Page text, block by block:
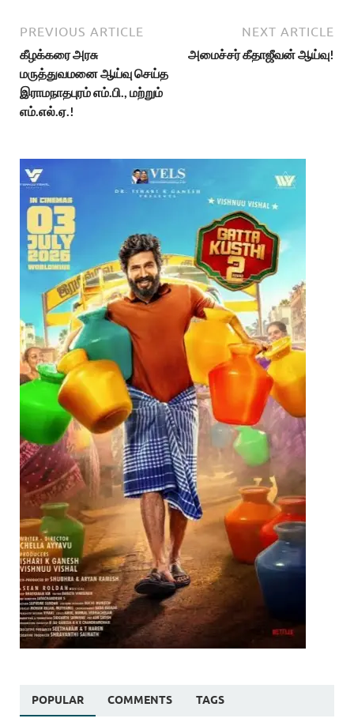
PREVIOUS ARTICLE
கீழக்கரை அரசு
மருத்துவமனை ஆய்வு செய்த
இராமநாதபுரம் எம்.பி., மற்றும்
எம்.எல்.ஏ.!
NEXT ARTICLE
அமைச்சர் கீதாஜீவன் ஆய்வு!
POPULAR COMMENTS TAGS